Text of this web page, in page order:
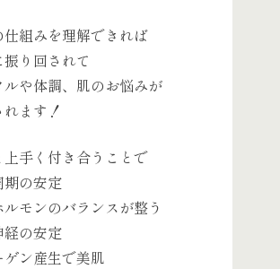
仕組みを理解できれば
り回されて
ルや体調、肌のお悩みが
ます！
上手く付き合うことで
の安定
モンのバランスが整う
経の安定
ゲン産生で美肌